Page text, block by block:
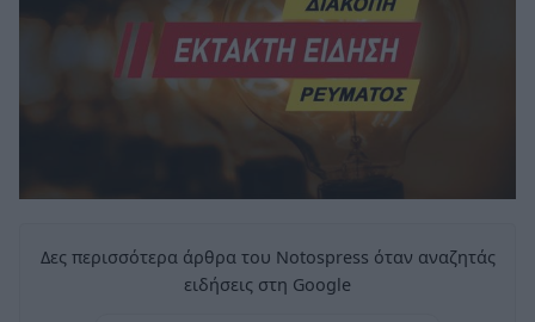
Δες περισσότερα άρθρα του Notospress όταν αναζητάς
ειδήσεις στη Google